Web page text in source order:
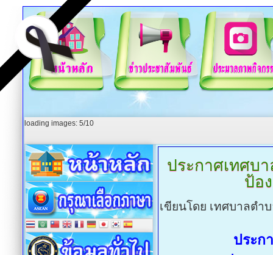
loading images: 5/10
ประกาศเทศบ
ป้อ
เขียนโดย เทศบาลตำ
ประก